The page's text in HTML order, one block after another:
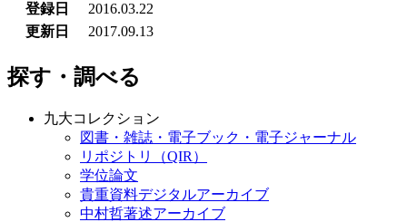
登録日
2016.03.22
更新日
2017.09.13
探す・調べる
九大コレクション
図書・雑誌・電子ブック・電子ジャーナル
リポジトリ（QIR）
学位論文
貴重資料デジタルアーカイブ
中村哲著述アーカイブ